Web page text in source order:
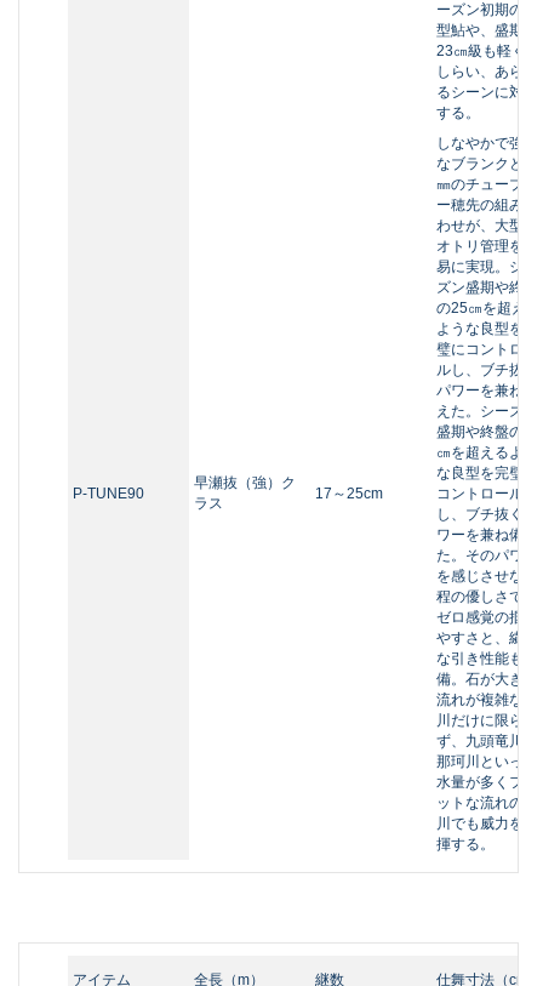
型鮎や、盛期の
23㎝級も軽くあ
しらい、あらゆ
るシーンに対応
する。
ラス
しなやかで強靭
なブランクと1.3
㎜のチューブラ
ー穂先の組み合
わせが、大型の
オトリ管理を容
易に実現。シー
ズン盛期や終盤
の25㎝を超える
ような良型を完
璧にコントロー
ルし、ブチ抜く
パワーを兼ね備
えた。シーズン
盛期や終盤の25
㎝を超えるよう
な良型を完璧に
コントロール
し、ブチ抜くパ
ワーを兼ね備え
た。そのパワー
を感じさせない
程の優しさで、
ゼロ感覚の掴み
やすさと、繊細
な引き性能も兼
備。石が大きく
流れが複雑な河
川だけに限ら
ず、九頭竜川や
那珂川といった
水量が多くフラ
ットな流れの河
川でも威力を発
揮する。